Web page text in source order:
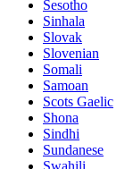
Sesotho
Sinhala
Slovak
Slovenian
Somali
Samoan
Scots Gaelic
Shona
Sindhi
Sundanese
Swahili